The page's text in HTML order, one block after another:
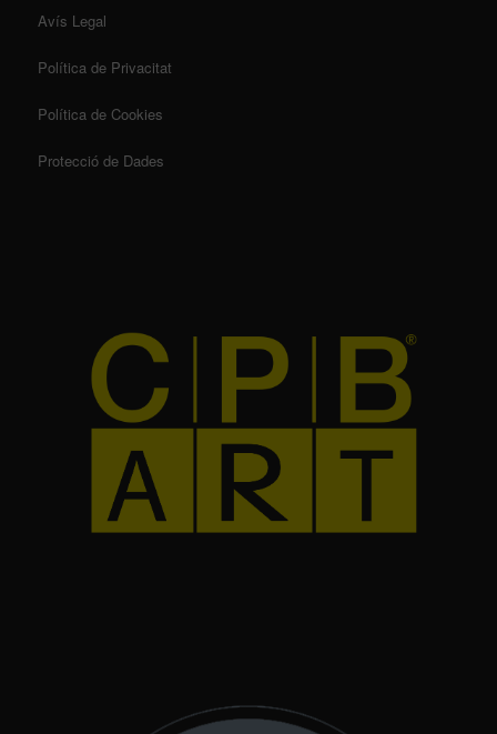
Avís Legal
Política de Privacitat
Política de Cookies
Protecció de Dades